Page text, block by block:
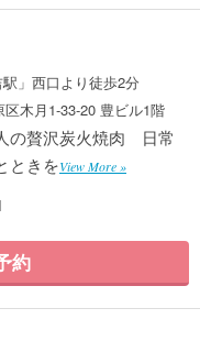
」西口より徒歩2分
木月1-33-20 豊ビル1階
の贅沢炭火焼肉 日常
ときをView More »
約